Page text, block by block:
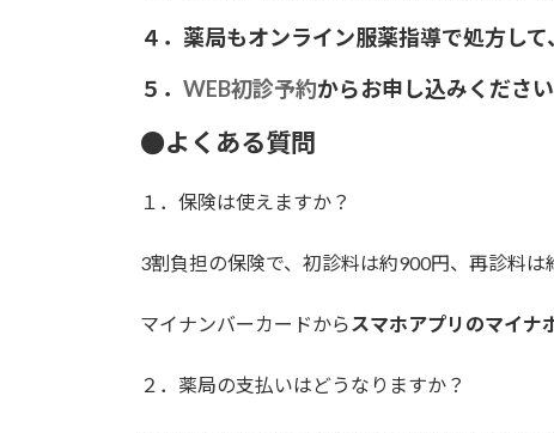
４．薬局もオンライン服薬指導で処方して
５． WEB初診予約からお申し込みください
●よくある質問
１．保険は使えますか？
3割負担の保険で、初診料は約900円、再診料は
マイナンバーカードからスマホアプリのマイナ
２．薬局の支払いはどうなりますか？